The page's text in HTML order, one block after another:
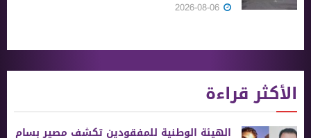
الأكثر قراءة
الهيئة الوطنية للمفقودين تكشف مصير بسام